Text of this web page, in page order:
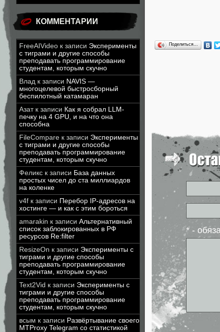
КОММЕНТАРИИ
FreeAIVideo к записи Эксперименты
с тиграми и другие способы
преподавать программирование
студентам, которым скучно
Влад к записи NAVIS —
многоцелевой быстросборный
беспилотный катамаран
Азатк записи Как я собрал LLM-
печку на 4 GPU, и на что она
способна
FileCompare к записи Эксперименты
с тиграми и другие способы
преподавать программирование
студентам, которым скучно
Феликс к записи База данных
простых чисел до ста миллиардов
на коленке
v4f к записи Перебор IP-адресов на
хостинге — и как с этим бороться
amarakin к записи Альтернативный
список заблокированных в РФ
ресурсов Re:filter
ResizeOn к записи Эксперименты с
тиграми и другие способы
преподавать программирование
студентам, которым скучно
Text2Vid к записи Эксперименты с
тиграми и другие способы
преподавать программирование
студентам, которым скучно
всым к записи Развёртывание своего
MTProxy Telegram со статистикой
Поделиться…
* -